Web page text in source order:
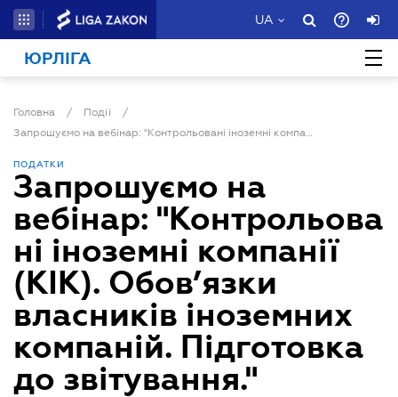
UA
ЮРЛІГА
Головна / Події
/
Запрошуємо на вебінар: "Контрольовані іноземні компанії (КІК). Обов’язки власників іноземних компаній. Підготовка до звітування."
ПОДАТКИ
Запрошуємо на
вебінар: "Контрольова
ні іноземні компанії
(КІК). Обов’язки
власників іноземних
компаній. Підготовка
до звітування."